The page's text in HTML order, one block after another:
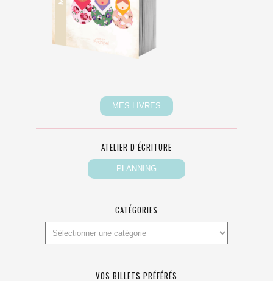
ATELIER D’ÉCRITURE
CATÉGORIES
VOS BILLETS PRÉFÉRÉS